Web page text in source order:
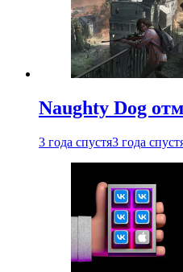
Naughty Dog
3 года спустя3 года